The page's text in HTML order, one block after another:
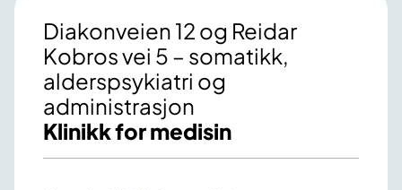
Diakonveien 12 og Reidar
Kobros vei 5 – somatikk,
alderspsykiatri og
administrasjon
Klinikk for medisin